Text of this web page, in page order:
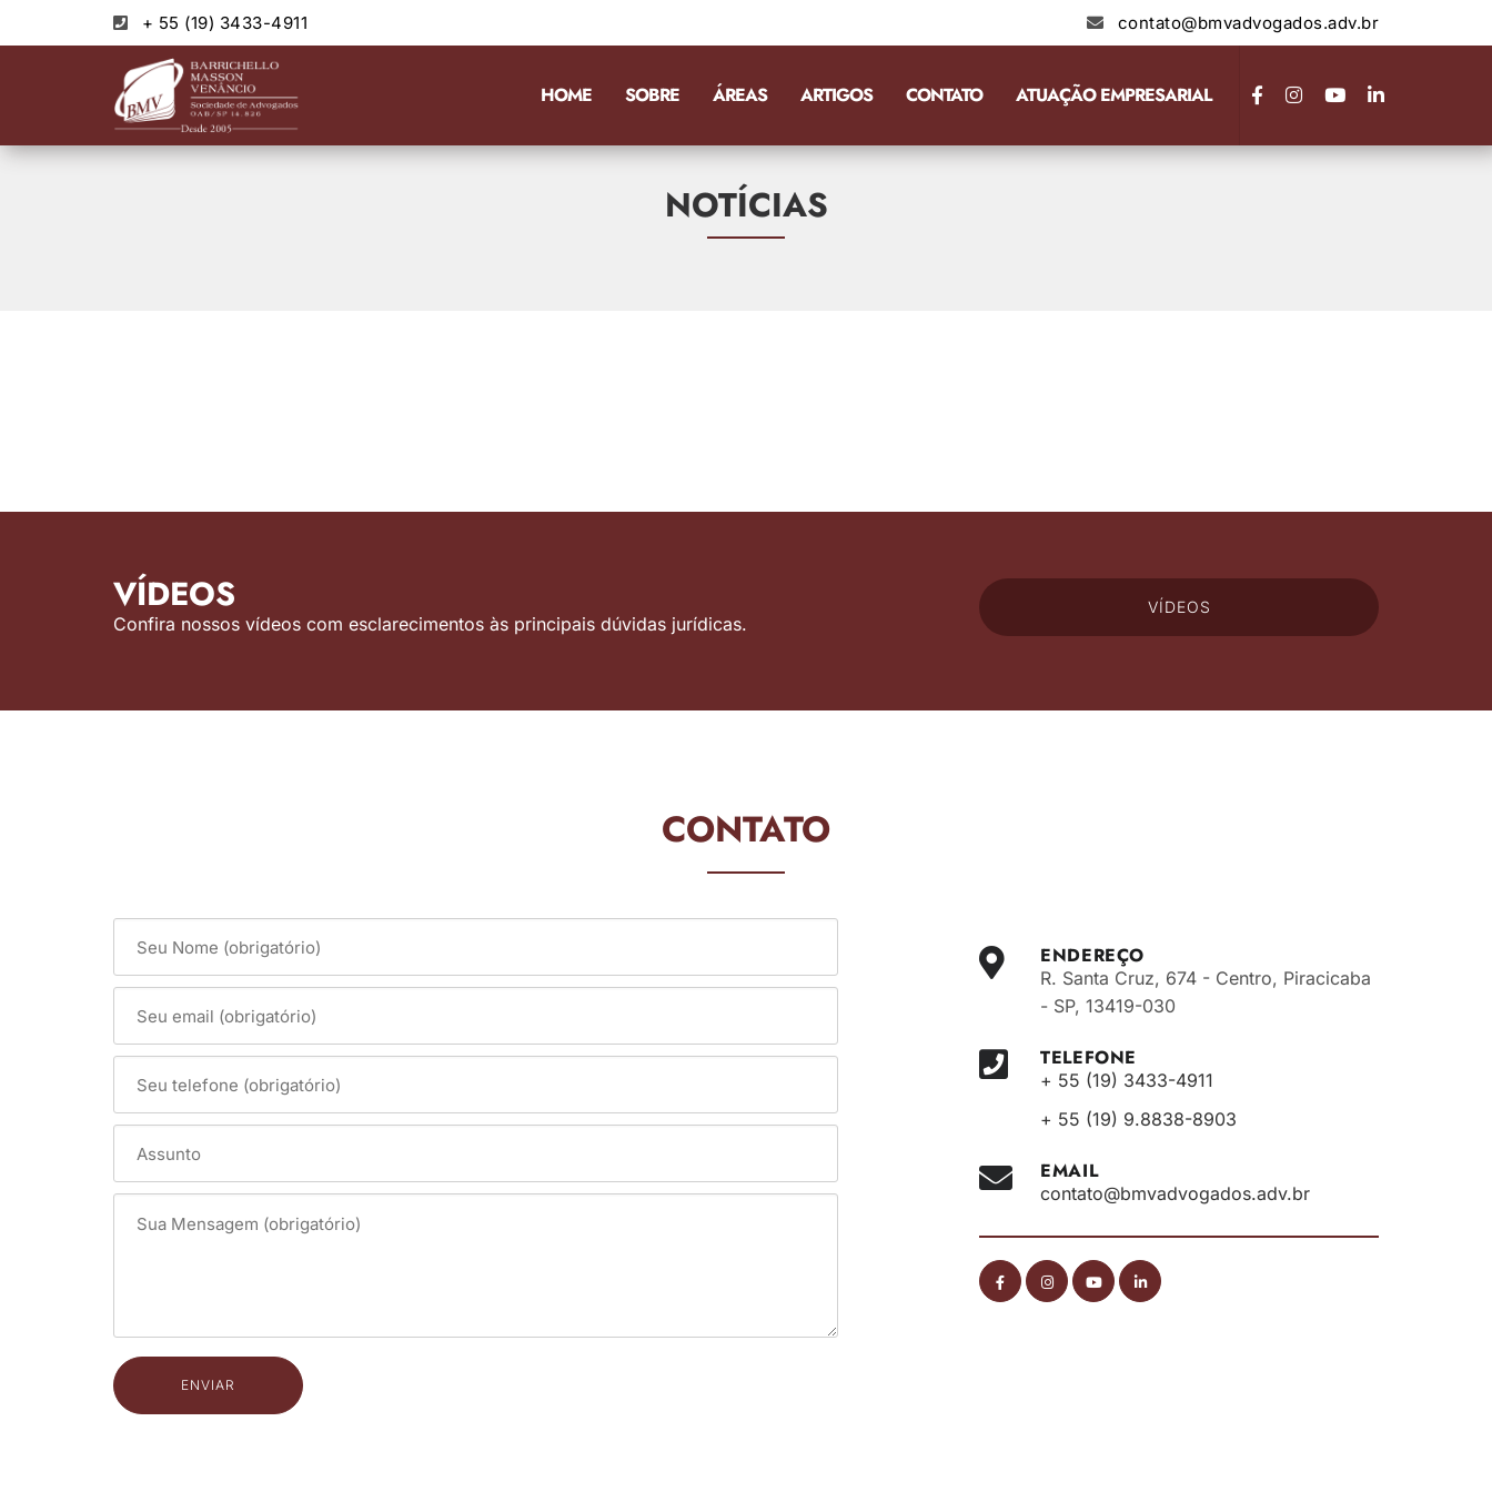
+ 55 (19) 3433-4911 contato@bmvadvogados.adv.br
HOME SOBRE ÁREAS ARTIGOS CONTATO ATUAÇÃO EMPRESARIAL
NOTÍCIAS
VÍDEOS
Confira nossos vídeos com esclarecimentos às principais dúvidas jurídicas.
VÍDEOS
CONTATO
ENDEREÇO
R. Santa Cruz, 674 - Centro, Piracicaba
- SP, 13419-030
TELEFONE
+ 55 (19) 3433-4911
+ 55 (19) 9.8838-8903
EMAIL
contato@bmvadvogados.adv.br